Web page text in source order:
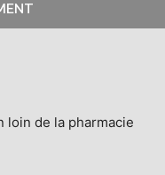
loin de la pharmacie